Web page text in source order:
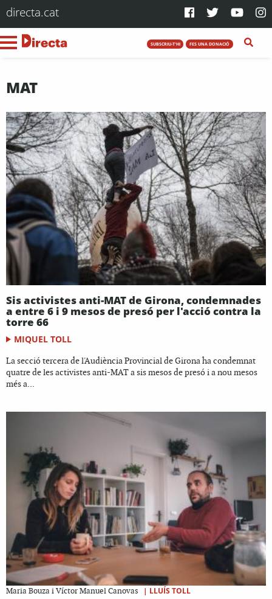
directa.cat
SUBSCRIU-T'HI FES UNA DONACIÓ
MAT
Sis activistes anti-MAT de Girona, condemnades
a entre 6 i 9 mesos de presó per l'acció contra la
torre 66
MIQUEL TOLL
La secció tercera de l'Audiència Provincial de Girona ha condemnat
quatre de les activistes anti-MAT a sis mesos de presó i a nou mesos
més a...
Maria Bouza i Víctor Manuel Canovas | LLUÍS TOLL